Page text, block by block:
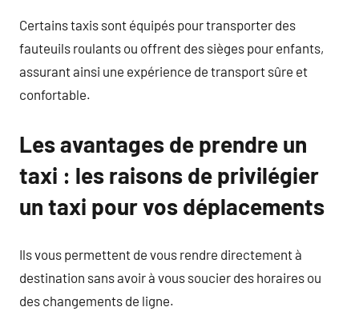
Certains taxis sont équipés pour transporter des
fauteuils roulants ou offrent des sièges pour enfants,
assurant ainsi une expérience de transport sûre et
confortable.
Les avantages de prendre un
taxi : les raisons de privilégier
un taxi pour vos déplacements
Ils vous permettent de vous rendre directement à
destination sans avoir à vous soucier des horaires ou
des changements de ligne.